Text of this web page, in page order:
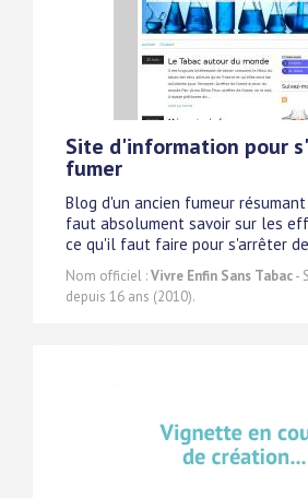
Site d'information pour
fumer
Blog d'un ancien fumeur
faut absolument savoir sur les
ce qu'il faut faire pour s'arrêter
Nom officiel :Vivre Enfin Sans Tabac-
depuis 16 ans (2010).